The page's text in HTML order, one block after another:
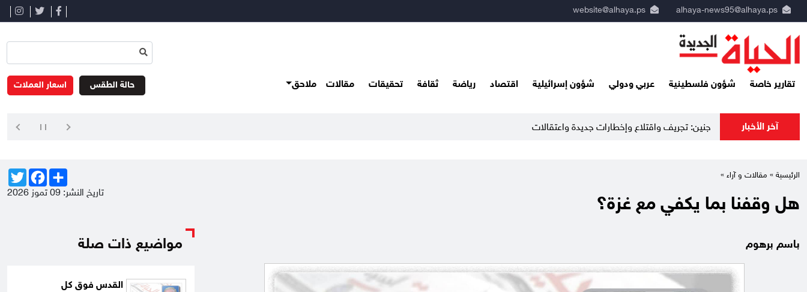
alhaya-news95@alhaya.ps
website@alhaya.ps
تقارير خاصة شؤون فلسطينية عربي ودولي شؤون إسرائيلية اقتصاد رياضة ثقافة تحقيقات مقالات ملاحق اسعار العملات حالة الطقس
آخر الأخبار
الرئيسية » مقالات و آراء »
FacebookShare
تاريخ النشر: 09 تموز 2026
هل وقفنا بما يكفي مع غزة؟
باسم برهوم مواضيع ذات صلة
القدس فوق كل